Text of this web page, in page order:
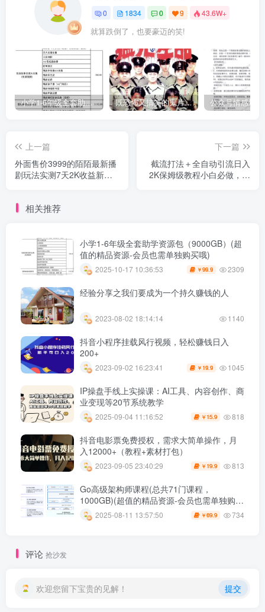
0 1834 0 9 43.6W+
就算跌倒了，也要豪迈的笑!
小学1-6年级全套助学资源包（9000GB）(超值的精品资源-会员也需单独购买哦) 既恐怖又搞笑的鬼片（10部猛鬼恐怖片都是喜剧片）
上一篇
外面售价3999的陌陌最新播
剧玩法实测7天2K收益新手
下一篇
截流打法＋全自动引流日入
2K保姆级教程小白必做，附
相关推荐
小学1-6年级全套助学资源包（9000GB）(超
值的精品资源-会员也需单独购买哦)
2025-10-17 10:36:53 ￥99.9 2309
经验分享之我们要成为一个持久赚钱的人
2023-08-02 18:14:14 1140
抖音小程序挂载风行视频，轻松赚钱日入
200+
2023-09-02 16:23:41 ￥ 19.9 1045
IP操盘手线上实操课：AI工具、内容创作、商
业变现等20节系统教学
2025-09-04 11:16:52 ￥ 15.9 818
抖音电影票免费授权，需求大简单操作，月
入12000+（教程+素材打包）
2023-09-05 23:40:29 ￥ 19.9 813
Go高级架构师课程(总共71门课程，
1000GB)(超值的精品资源-会员也需单独购买
哦)
2025-08-11 13:57:50 ￥69.9 734
评论 抢沙发
欢迎您留下宝贵的见解！ 提交